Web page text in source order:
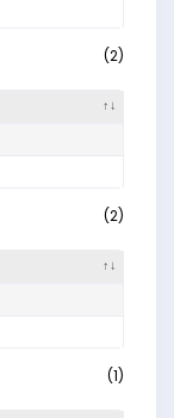
(2)
(2)
(1)